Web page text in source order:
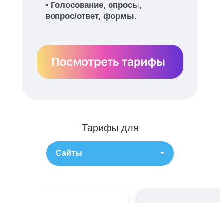
• Голосование, опросы,
вопрос/ответ, формы.
Тарифы для